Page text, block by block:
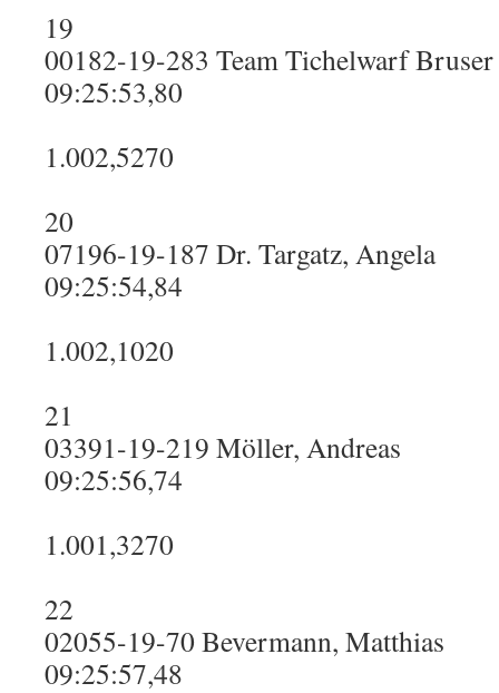
19
00182-19-283 Team Tichelwarf
09:25:53,80
1.002,5270
20
07196-19-187 Dr. Targatz, Angela
09:25:54,84
1.002,1020
21
03391-19-219 Möller, Andreas
09:25:56,74
1.001,3270
22
02055-19-70 Bevermann, Matthias
09:25:57,48